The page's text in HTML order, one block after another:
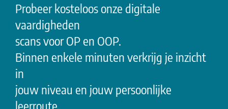
Probeer kosteloos onze digitale
vaardigheden
scans voor OP en OOP.
Binnen enkele minuten verkrijg je inzicht
in
jouw niveau en jouw persoonlijke
leerroute.